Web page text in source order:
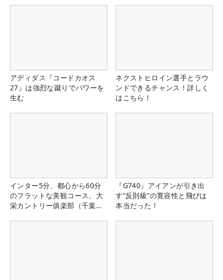
アディダス『コードカオス
27』は強烈な蹴りでパワーを
生む
ネクストヒロイン選手とラウ
ンドできるチャンス！詳しく
はこちら！
インター5分、都心から60分
のフラットな美観コース。大
栄カントリー俱楽部（千葉
『G740』アイアンが引き出
す“反則級”の寛容性と飛びは
本当だった！